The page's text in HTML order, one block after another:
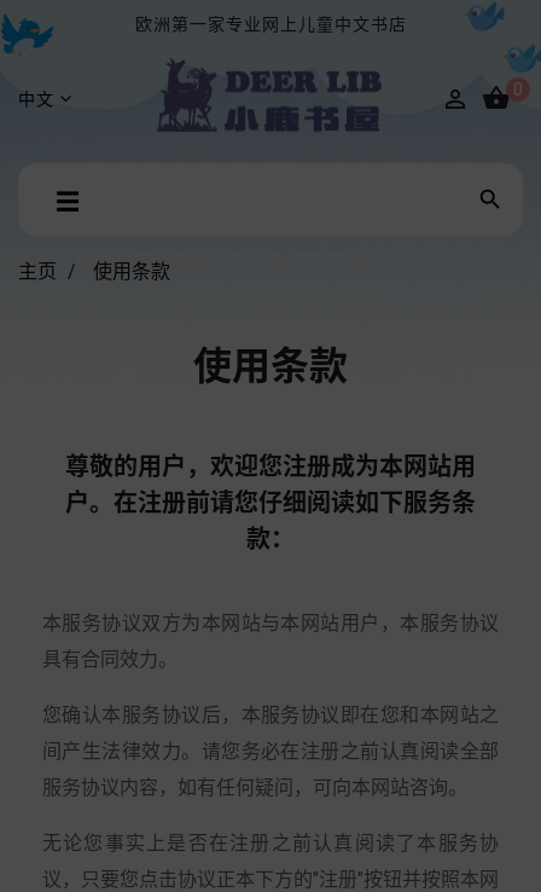
欧洲第一家专业网上儿童中文书店
中文  0
Toggle
☰ 
主页 使用条款
使用条款
尊敬的用户，欢迎您注册成为本网站用
户。在注册前请您仔细阅读如下服务条
款：
本服务协议双方为本网站与本网站用户，本服务协议
具有合同效力。
您确认本服务协议后，本服务协议即在您和本网站之
间产生法律效力。请您务必在注册之前认真阅读全部
服务协议内容，如有任何疑问，可向本网站咨询。
无论您事实上是否在注册之前认真阅读了本服务协
议，只要您点击协议正本下方的"注册"按钮并按照本网